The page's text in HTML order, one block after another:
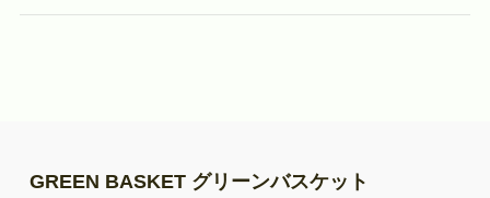
GREEN BASKET グリーンバスケット